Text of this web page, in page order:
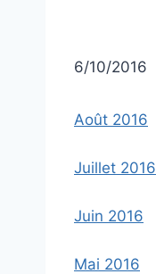
6/10/2016
Août 2016
Juillet 2016
Juin 2016
Mai 2016